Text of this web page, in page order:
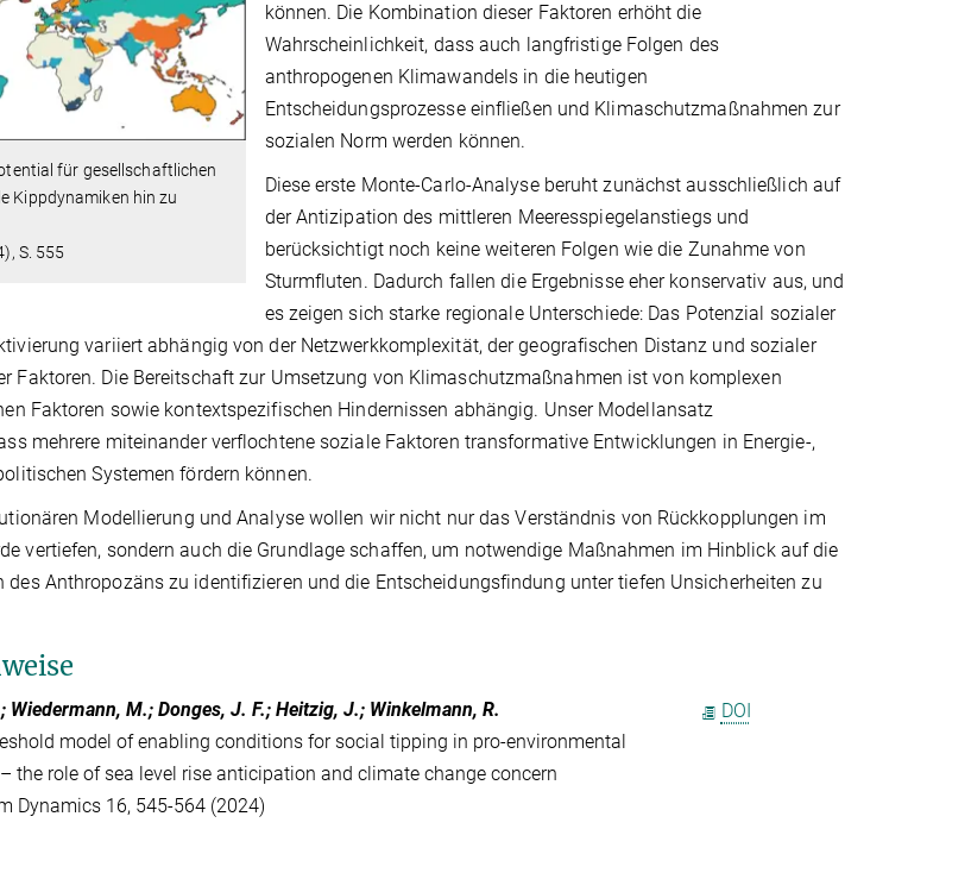
für gesellschaftlichen
Kippdynamiken hin zu
S. 555
können. Die Kombination dieser Faktoren erhöht die
Wahrscheinlichkeit, dass auch langfristige Folgen des
anthropogenen Klimawandels in die heutigen
Entscheidungsprozesse einfließen und Klimaschutzmaßnahmen zur
sozialen Norm werden können.
Diese erste Monte-Carlo-Analyse beruht zunächst ausschließlich auf
der Antizipation des mittleren Meeresspiegelanstiegs und
berücksichtigt noch keine weiteren Folgen wie die Zunahme von
Sturmfluten. Dadurch fallen die Ergebnisse eher konservativ aus, und
es zeigen sich starke regionale Unterschiede: Das Potenzial sozialer
variiert abhängig von der Netzwerkkomplexität, der geografischen Distanz und sozialer
Faktoren. Die Bereitschaft zur Umsetzung von Klimaschutzmaßnahmen ist von komplexen
Faktoren sowie kontextspezifischen Hindernissen abhängig. Unser Modellansatz
mehrere miteinander verflochtene soziale Faktoren transformative Entwicklungen in Energie-,
Systemen fördern können.
Modellierung und Analyse wollen wir nicht nur das Verständnis von Rückkopplungen im
vertiefen, sondern auch die Grundlage schaffen, um notwendige Maßnahmen im Hinblick auf die
des Anthropozäns zu identifizieren und die Entscheidungsfindung unter tiefen Unsicherheiten zu
Wiedermann, M.; Donges, J. F.; Heitzig, J.; Winkelmann, R.
model of enabling conditions for social tipping in pro-environmental
the role of sea level rise anticipation and climate change concern
Dynamics 16, 545-564 (2024)
DOI